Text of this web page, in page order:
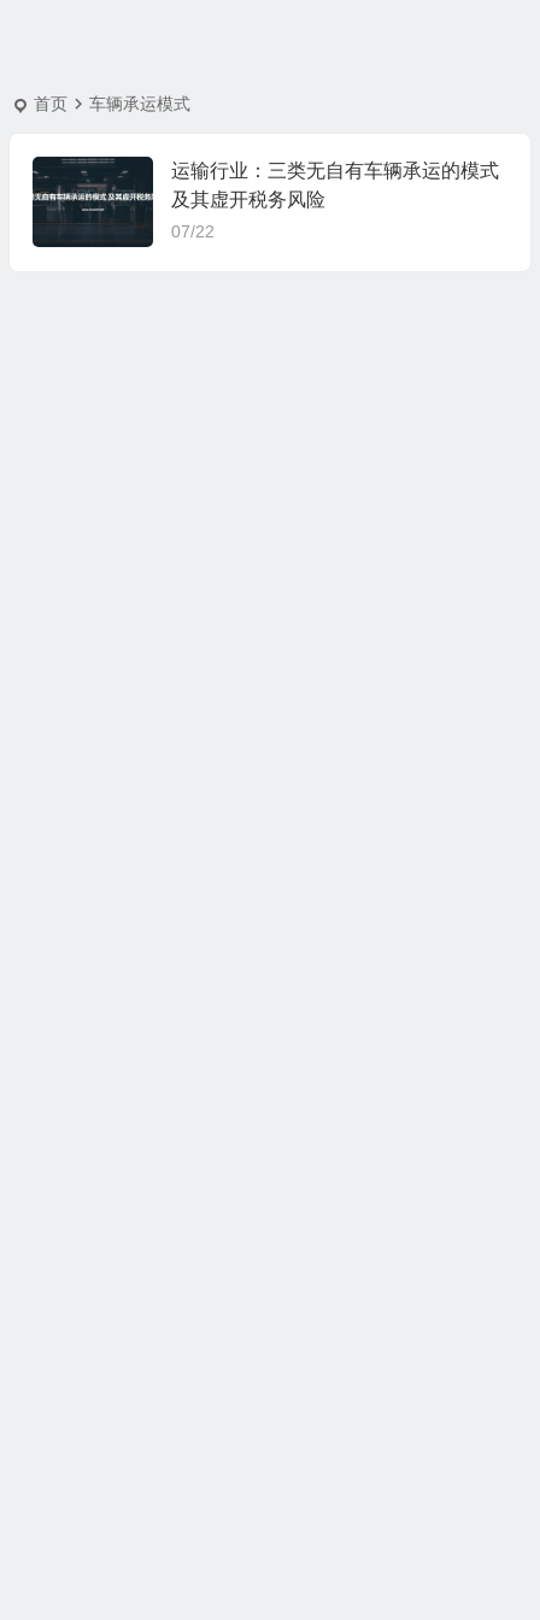
首页 车辆承运模式
运输行业：三类无自有车辆承运的模式
及其虚开税务风险
07/22